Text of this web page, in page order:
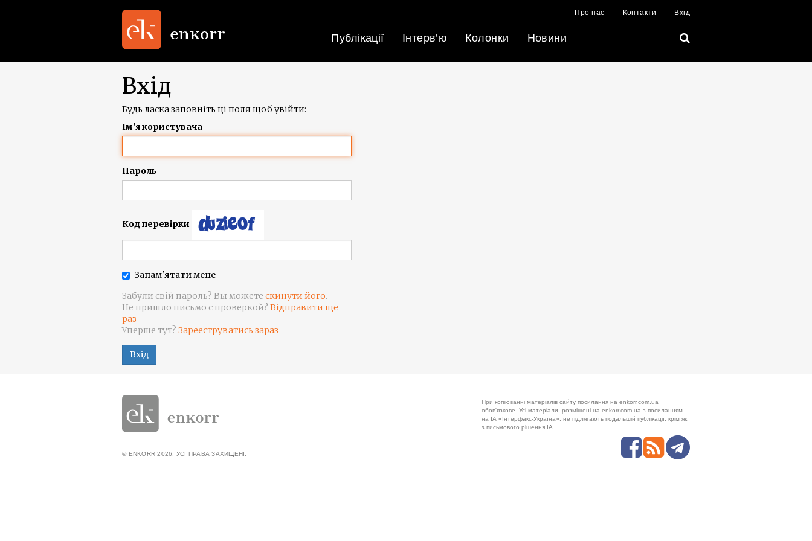
Про нас Контакти Вхід
Публікації Інтерв’ю Колонки Новини
Вхід
Будь ласка заповніть ці поля щоб увійти:
Ім'я користувача
Пароль
Код перевірки
Запам'ятати мене
Забули свій пароль? Вы можете скинути його.
Не пришло письмо с проверкой? Відправити ще
раз
Уперше тут? Зарееструватись зараз
Вхід
При копіюванні матеріалів сайту посилання на enkorr.com.ua
обов'язкове. Усі матеріали, розміщені на enkorr.com.ua з посиланням
на ІА «Інтерфакс-Україна», не підлягають подальшій публікації, крім як
з письмового рішення ІА.
© ENKORR 2026. УСІ ПРАВА ЗАХИЩЕНІ.